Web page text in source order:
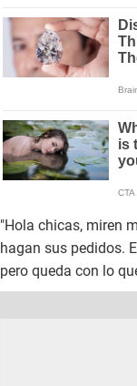
"Hola chicas, miren
hagan sus pedidos.
pero queda con lo